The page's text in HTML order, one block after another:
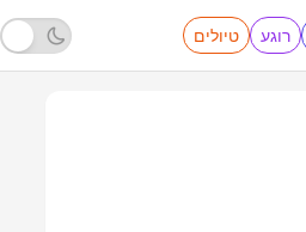
רוגע טיולים